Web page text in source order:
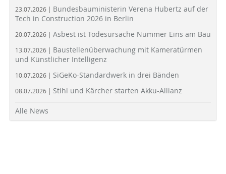
23.07.2026 | Bundesbauministerin Verena Hubertz auf der
Tech in Construction 2026 in Berlin
20.07.2026 | Asbest ist Todesursache Nummer Eins am Bau
13.07.2026 | Baustellenüberwachung mit Kameratürmen
und Künstlicher Intelligenz
10.07.2026 | SiGeKo-Standardwerk in drei Bänden
08.07.2026 | Stihl und Kärcher starten Akku-Allianz
Alle News